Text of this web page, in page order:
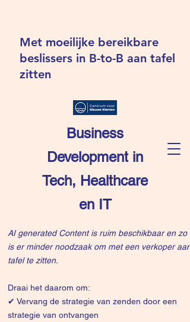
Business
Development in
Tech, Healthcare
en IT
Met moeilijke bereikbare
beslissers in B-to-B aan tafel
zitten
AI generated Content is ruim beschikbaar en zo
is er minder noodzaak om met een verkoper aan
tafel te zitten.
Draai het daarom om:
✔ Vervang de strategie van zenden door een
strategie van ontvangen